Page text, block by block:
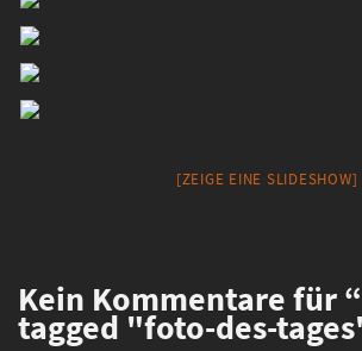
[ZEIGE EINE SLIDESHOW]
Kein Kommentare für
tagged "foto-des-